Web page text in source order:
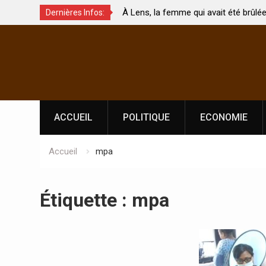
Dernières Infos:
À Lens, la femme qui avait été brûlée avec son bébé
par son mari est morte
ACCUEIL POLITIQUE ECONOMIE
Accueil mpa
Étiquette : mpa